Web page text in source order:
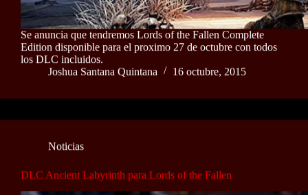
Se anuncia que tendremos Lords of the Fallen Complete
Edition disponible para el proximo 27 de octubre con todos
los DLC incluidos.
Joshua Santana Quintana
16 octubre, 2015
Noticias
DLC Ancient Labyrinth para Lords of the Fallen